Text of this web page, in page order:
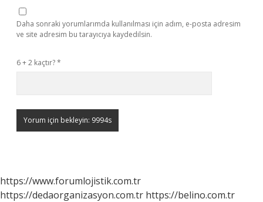
Daha sonraki yorumlarımda kullanılması için adım, e-posta adresim
ve site adresim bu tarayıcıya kaydedilsin.
6 + 2 kaçtır?*
https://www.forumlojistik.com.tr
https://dedaorganizasyon.com.tr https://belino.com.tr